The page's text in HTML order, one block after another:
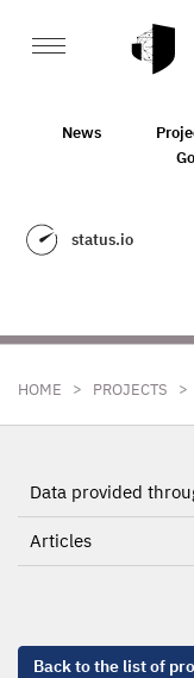
News
status.io
HOME > PROJECTS >
Data provided
Articles
Back to the list of